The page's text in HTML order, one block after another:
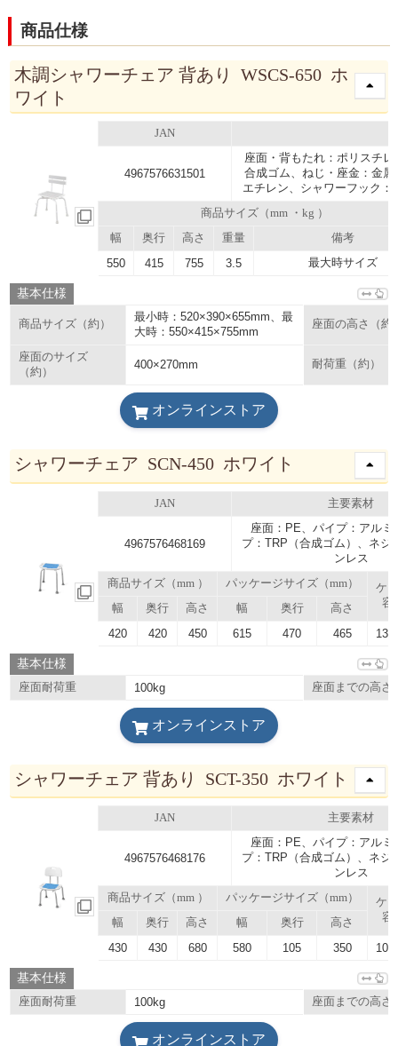
商品仕様
木調シャワーチェア 背あり WSCS-650 ホ
ワイト
JAN
4967576631501
座面・背もたれ：ポリスチ
合成ゴム、ねじ・座金：金
エチレン、シャワーフック
商品サイズ（mm ・kg ）
幅
奥行 高さ 重量 備考
550 415 755 3.5 最大時サイズ
基本仕様
商品サイズ（約）
最小時：520×390×655mm、最
大時：550×415×755mm
座面の高さ（約
座面のサイズ
（約）
400×270mm 耐荷重（約）
オンラインストア
シャワーチェア SCN-450 ホワイト
JAN 主要素材
4967576468169
座面：PE、パイプ：アルミ
プ：TRP（合成ゴム）、ネジ
ンレス
商品サイズ（mm ） パッケージサイズ（mm）
ケ
容
幅 奥行 高さ 幅 奥行 高さ
420 420 450 615 470 465
基本仕様
座面耐荷重 100kg 座面までの高さ
オンラインストア
シャワーチェア 背あり SCT-350 ホワイト
JAN 主要素材
4967576468176
座面：PE、パイプ：アルミ
プ：TRP（合成ゴム）、ネジ
ンレス
商品サイズ（mm ） パッケージサイズ（mm）
ケ
容
幅 奥行 高さ 幅 奥行 高さ
430 430 680 580 105 350
基本仕様
座面耐荷重 100kg 座面までの高さ
オンラインストア